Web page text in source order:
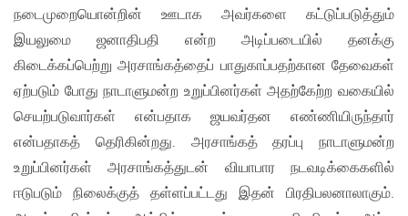
நடைமுறையொன்றின் ஊடாக அவர்களை கட்டுப்படுத்தும்
இயலுமை ஜனாதிபதி என்ற அடிப்படையில் தனக்கு
கிடைக்கப்பெற்று அரசாங்கத்தைப் பாதுகாப்பதற்கான தேவைகள்
ஏற்படும் போது நாடாளுமன்ற உறுப்பினர்கள் அதற்கேற்ற வகையில்
செயற்படுவார்கள் என்பதாக ஜயவர்தன எண்ணியிருந்தார்
என்பதாகத் தெரிகின்றது. அரசாங்கத் தரப்பு நாடாளுமன்ற
உறுப்பினர்கள் அரசாங்கத்துடன் வியாபார நடவடிக்கைகளில்
ஈடுபடும் நிலைக்குத் தள்ளப்பட்டது இதன் பிரதிபலனாலாகும்.